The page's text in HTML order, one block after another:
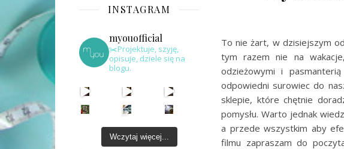
INSTAGRAM
myouofficial
✂️Projektuje, szyję,
opisuje, dziele się na
blogu.
Wczytaj więcej...
To nie żart, w dzisiejszym
tym razem nie na
odzieżowymi i
odpowiedni surowiec do
sklepie, które chętnie
pomysłu. Warto jednak
a przede wszystkim aby
filmu zapraszam do